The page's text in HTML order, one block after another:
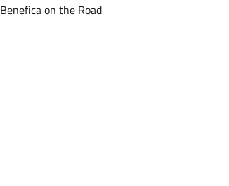
Benefica on the Road